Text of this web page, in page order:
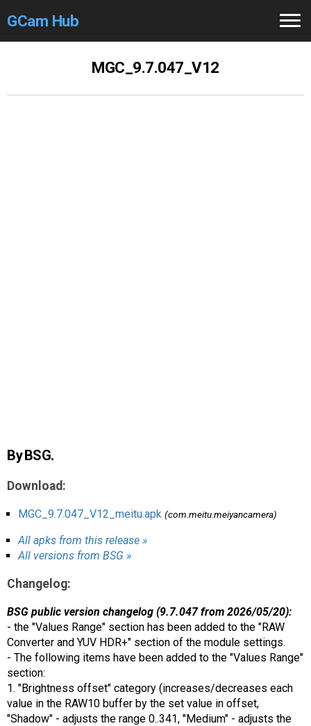
GCam Hub
MGC_9.7.047_V12
By BSG.
Download:
MGC_9.7.047_V12_meitu.apk (com.meitu.meiyancamera)
All apks from this release »
All versions from BSG »
Changelog:
BSG public version changelog (9.7.047 from 2026/05/20):
- the "Values ​​Range" section has been added to the "RAW
Converter and YUV HDR+" section of the module settings.
- The following items have been added to the "Values ​​Range"
section:
1. "Brightness offset" category (increases/decreases each
value in the RAW10 buffer by the set value in offset,
"Shadow" - adjusts the range 0..341, "Medium" - adjusts the